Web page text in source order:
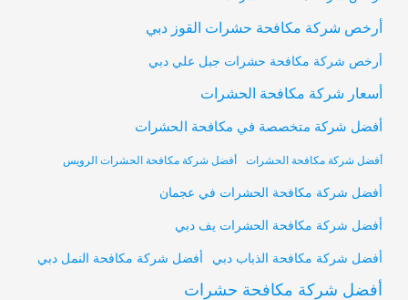
أرخص شركة مكافحة حشرات القوز دبي
أرخص شركة مكافحة حشرات جبل علي دبي
أسعار شركة مكافحة الحشرات
أفضل شركة متخصصة في مكافحة الحشرات
أفضل شركة مكافحة الحشرات أفضل شركة مكافحة الحشرات الرويس
أفضل شركة مكافحة الحشرات في عجمان
أفضل شركة مكافحة الحشرات يف دبي
أفضل شركة مكافحة الذباب دبي أفضل شركة مكافحة النمل دبي
أفضل شركة مكافحة حشرات